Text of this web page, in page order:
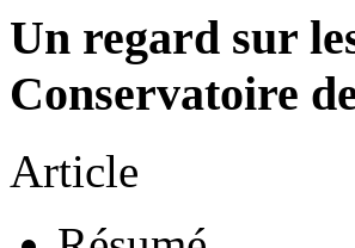
Un regard sur
Conservatoire
Article